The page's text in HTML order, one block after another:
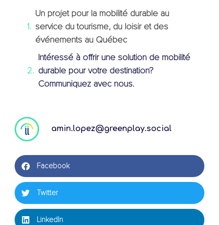
Un projet pour la mobilité durable au
service du tourisme, du loisir et des
événements au Québec
Intéressé à offrir une solution de mobilité
durable pour votre destination?
Communiquez avec nous.
amin.lopez@greenplay.social
Facebook
Twitter
LinkedIn